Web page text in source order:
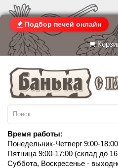
Подбор печей онлайн
Время работы:
Понедельник-Четверг 9:00-
Пятница 9:00-17:00 (склад до
Суббота, Воскресенье -